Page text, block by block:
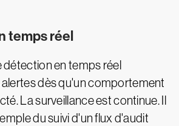
temps réel
en temps réel
dès qu'un comportement
La surveillance est continue. Il
du suivi d'un flux d'audit